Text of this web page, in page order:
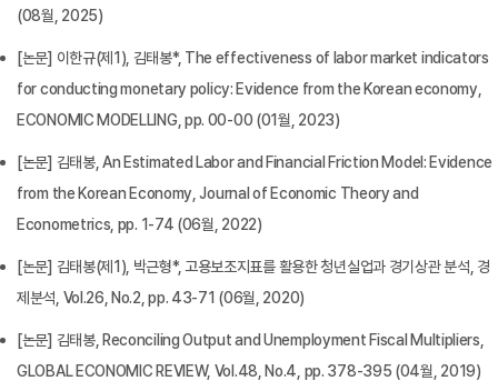
(08월, 2025)
[논문] 이한규(제1), 김태봉*, The effectiveness of labor market indicators
for conducting monetary policy: Evidence from the Korean economy,
ECONOMIC MODELLING, pp. 00-00 (01월, 2023)
[논문] 김태봉, An Estimated Labor and Financial Friction Model: Evidence
from the Korean Economy, Journal of Economic Theory and
Econometrics, pp. 1-74 (06월, 2022)
[논문] 김태봉(제1), 박근형*, 고용보조지표를 활용한 청년실업과 경기상관 분석, 경
제분석, Vol.26, No.2, pp. 43-71 (06월, 2020)
[논문] 김태봉, Reconciling Output and Unemployment Fiscal Multipliers,
GLOBAL ECONOMIC REVIEW, Vol.48, No.4, pp. 378-395 (04월, 2019)